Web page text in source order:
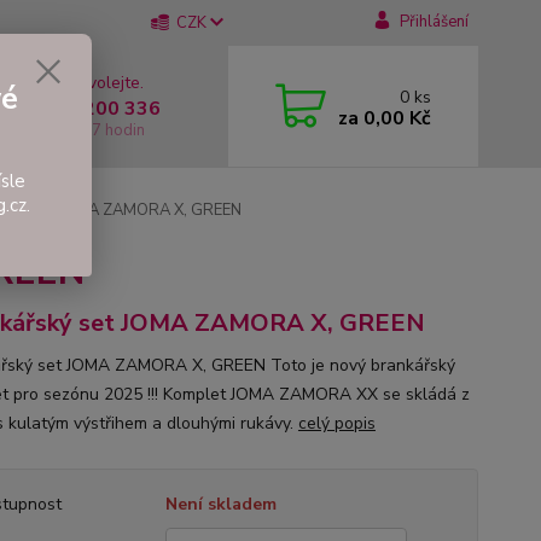
CZK Přihlášení
si rady? Zavolejte.
737 200 336
Pátek: 8 - 17 hodin
0 ks
za 0,00 Kč
set JOMA ZAMORA X, GREEN
set JOMA ZAMORA X, GREEN
set JOMA ZAMORA X, GREEN Toto je nový brankářský
pro sezónu 2025 !!! Komplet JOMA ZAMORA XX se skládá z
kulatým výstřihem a dlouhými rukávy. celý popis
Není skladem